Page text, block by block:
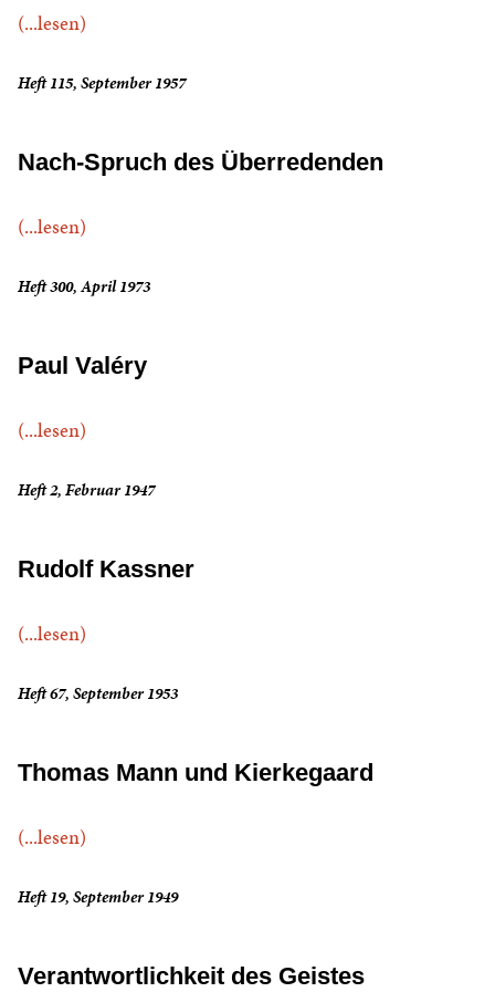
(...lesen)
Heft 115, September 1957
Nach-Spruch des Überredenden
(...lesen)
Heft 300, April 1973
Paul Valéry
(...lesen)
Heft 2, Februar 1947
Rudolf Kassner
(...lesen)
Heft 67, September 1953
Thomas Mann und Kierkegaard
(...lesen)
Heft 19, September 1949
Verantwortlichkeit des Geistes